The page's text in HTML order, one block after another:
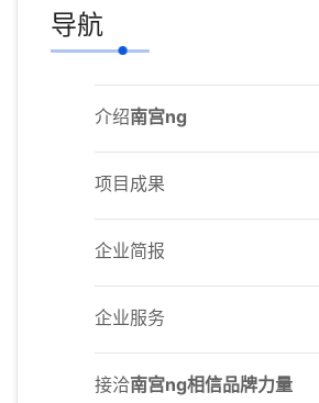
导航
介绍南宫ng
项目成果
企业简报
企业服务
接洽南宫ng相信品牌力量